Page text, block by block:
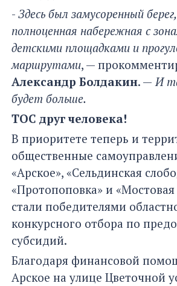
- Здесь был замусоренный
полноценная набережная с
детскими площадками и
маршрутами, —
Александр Болдакин. — И
будет больше.
ТОС друг человека!
В приоритете теперь и
общественные
«Арское», «Сельдинская
«Протопоповка» и «Мостовая
стали победителями
конкурсного отбора по
субсидий.
Благодаря финансовой
Арское на улице Цветочной